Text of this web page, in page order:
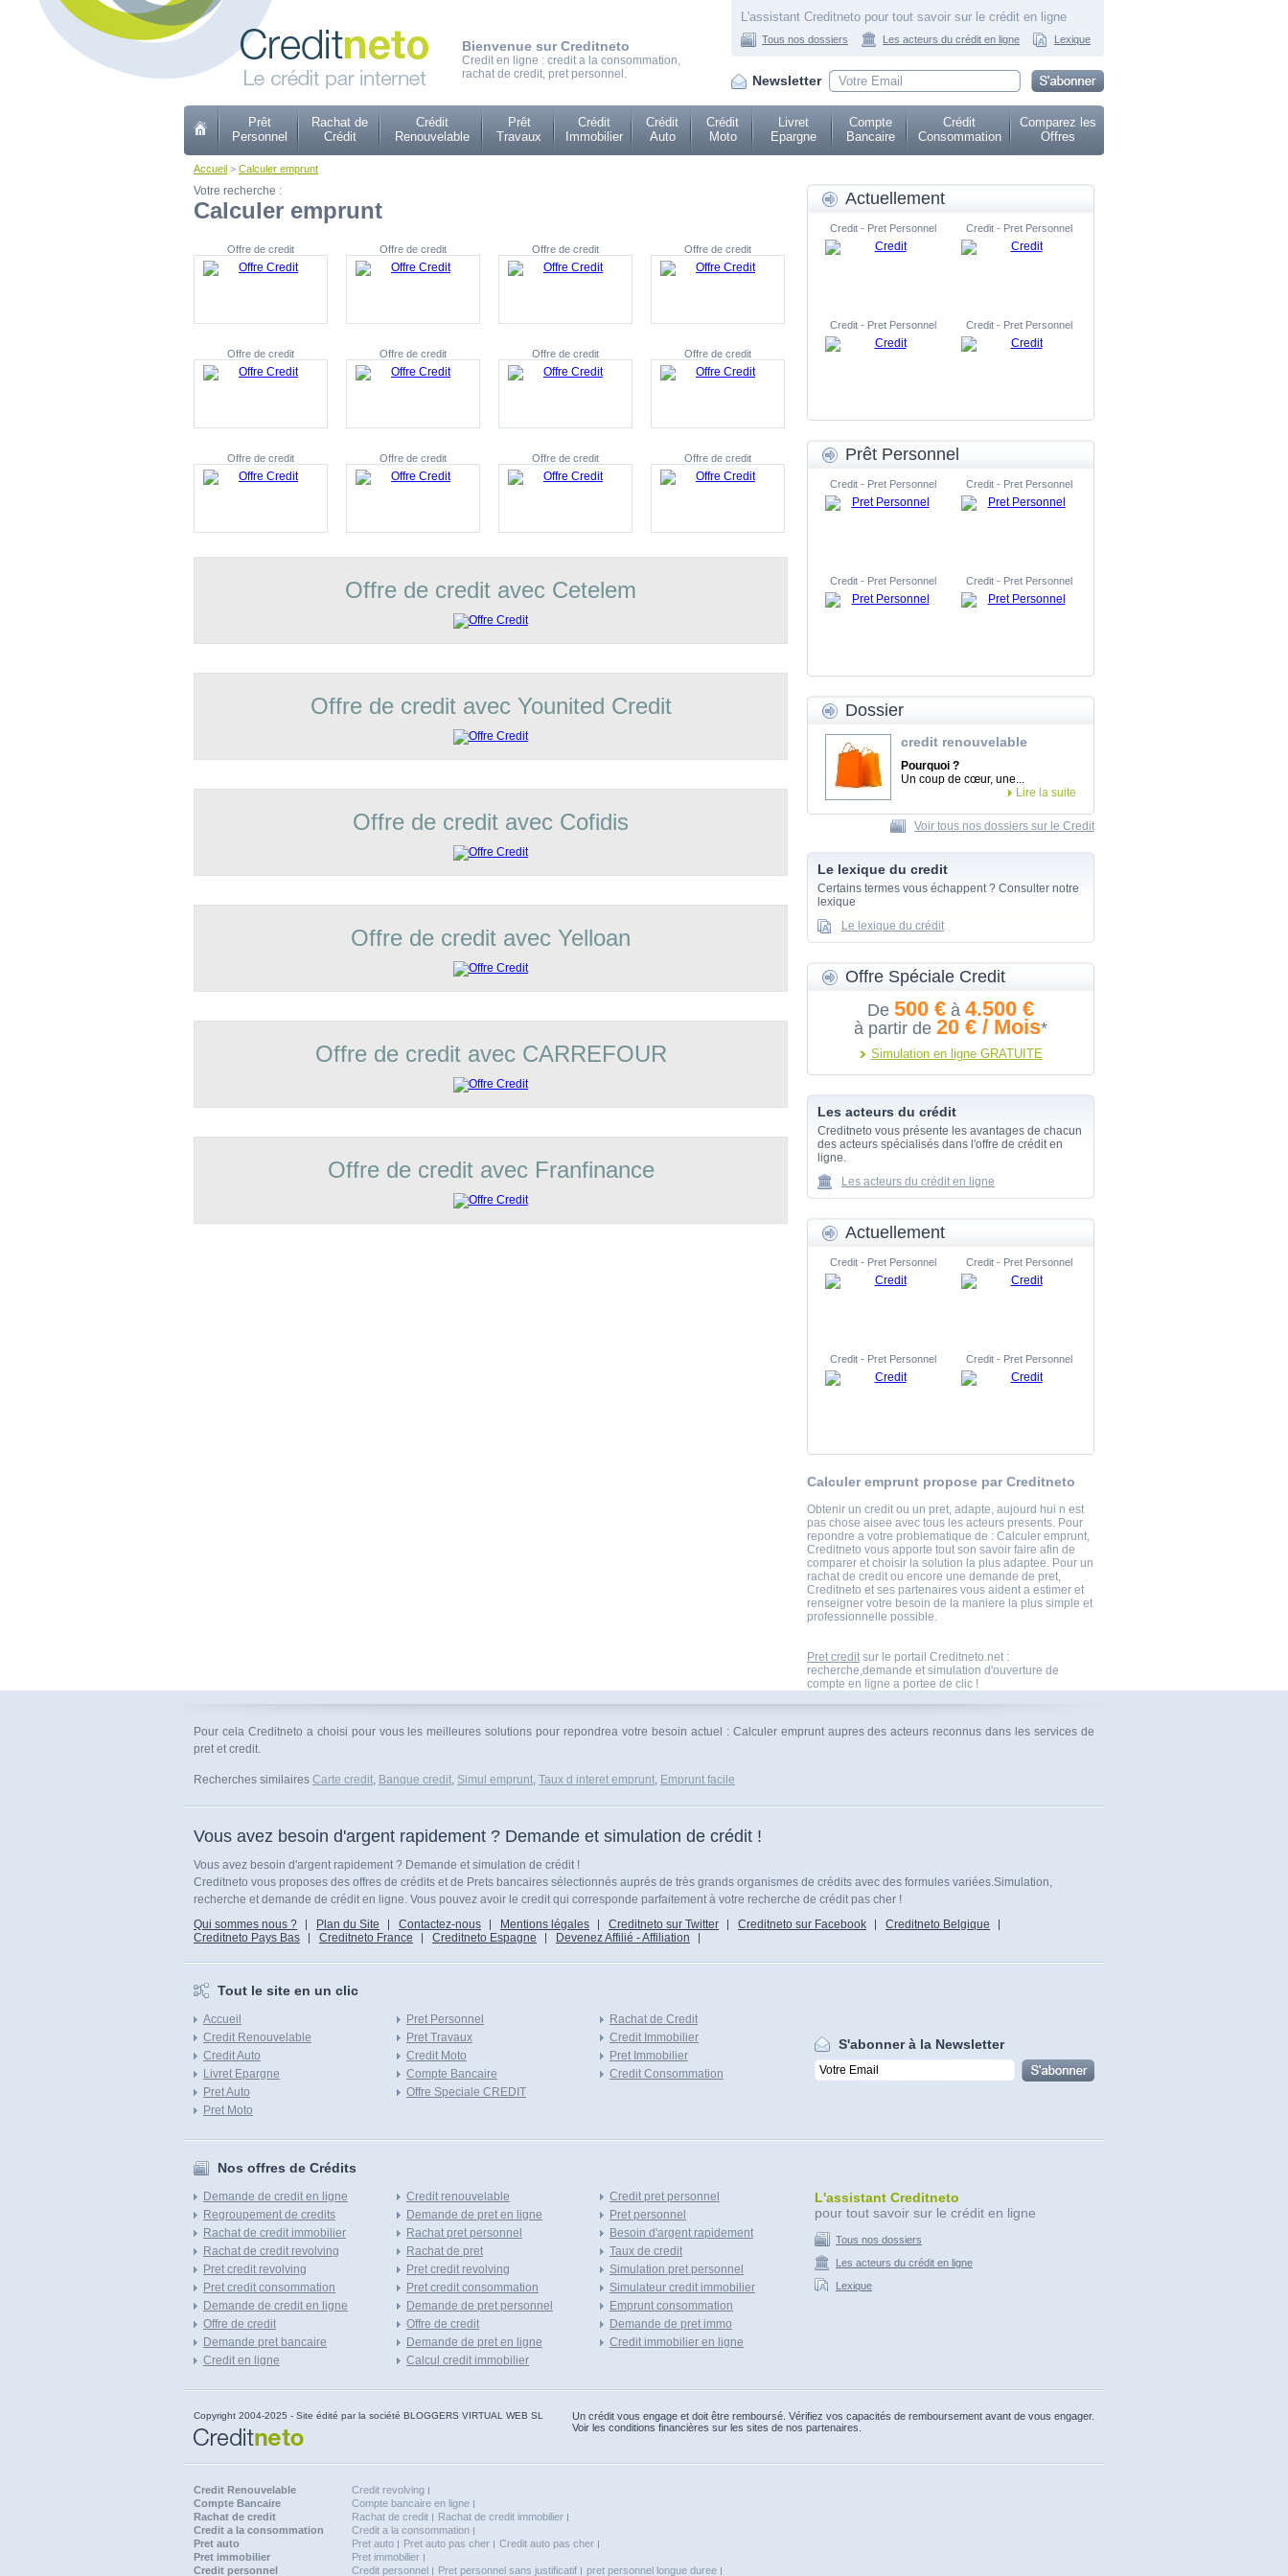
Bienvenue sur Creditneto
Credit en ligne : credit a la consommation,
rachat de credit, pret personnel.
L'assistant Creditneto pour tout savoir sur le crédit en ligne
Tous nos dossiers Les acteurs du crédit en ligne Lexique
Newsletter
Prêt
Personnel
Rachat de
Crédit
Crédit
Renouvelable
Prêt
Travaux
Crédit
Immobilier
Crédit
Auto
Crédit
Moto
Livret
Epargne
Compte
Bancaire
Crédit
Consommation
Comparez les
Offres
Accueil > Calculer emprunt
Votre recherche :
Calculer emprunt
Offre de credit Offre de credit Offre de credit Offre de credit
Offre de credit Offre de credit Offre de credit Offre de credit
Offre de credit Offre de credit Offre de credit Offre de credit
Offre de credit avec Cetelem
Offre de credit avec Younited Credit
Offre de credit avec Cofidis
Offre de credit avec Yelloan
Offre de credit avec CARREFOUR
Offre de credit avec Franfinance
Actuellement
Credit - Pret Personnel Credit - Pret Personnel
Credit - Pret Personnel Credit - Pret Personnel
Prêt Personnel
Credit - Pret Personnel Credit - Pret Personnel
Credit - Pret Personnel Credit - Pret Personnel
Dossier
credit renouvelable
Pourquoi ?
Un coup de cœur, une...
Lire la suite
Voir tous nos dossiers sur le Credit
Le lexique du credit
Certains termes vous échappent ? Consulter notre
lexique
Le lexique du crédit
Offre Spéciale Credit
De 500 € à 4.500 €
à partir de 20 € / Mois*
Simulation en ligne GRATUITE
Les acteurs du crédit
Creditneto vous présente les avantages de chacun
des acteurs spécialisés dans l'offre de crédit en
ligne.
Les acteurs du crédit en ligne
Actuellement
Credit - Pret Personnel Credit - Pret Personnel
Credit - Pret Personnel Credit - Pret Personnel
Calculer emprunt propose par Creditneto
Obtenir un credit ou un pret, adapte, aujourd hui n est
pas chose aisee avec tous les acteurs presents. Pour
repondre a votre problematique de : Calculer emprunt,
Creditneto vous apporte tout son savoir faire afin de
comparer et choisir la solution la plus adaptee. Pour un
rachat de credit ou encore une demande de pret,
Creditneto et ses partenaires vous aident a estimer et
renseigner votre besoin de la maniere la plus simple et
professionnelle possible.
Pret creditsur le portail Creditneto.net :
recherche,demande et simulation d'ouverture de
compte en ligne a portee de clic !
Pour cela Creditneto a choisi pour vous les meilleures solutions pour repondrea votre besoin actuel : Calculer emprunt aupres des acteurs reconnus dans les services de
pret et credit.
Recherches similaires Carte credit, Banque credit, Simul emprunt, Taux d interet emprunt, Emprunt facile
Vous avez besoin d'argent rapidement ? Demande et simulation de crédit !
Vous avez besoin d'argent rapidement ? Demande et simulation de crédit !
Creditneto vous proposes des offres de crédits et de Prets bancaires sélectionnés auprés de très grands organismes de crédits avec des formules variées.Simulation,
recherche et demande de crédit en ligne. Vous pouvez avoir le credit qui corresponde parfaitement à votre recherche de crédit pas cher !
Qui sommes nous ?
Plan du Site Contactez-nous Mentions légales Creditneto sur Twitter Creditneto sur Facebook
Creditneto Belgique
Creditneto Pays Bas
Creditneto France Creditneto Espagne Devenez Affilié - Affiliation
Tout le site en un clic
Accueil
Credit Renouvelable
Credit Auto
Livret Epargne
Pret Auto
Pret Moto
Pret Personnel
Pret Travaux
Credit Moto
Compte Bancaire
Offre Speciale CREDIT
Rachat de Credit
Credit Immobilier
Pret Immobilier
Credit Consommation
S'abonner à la Newsletter
Nos offres de Crédits
Demande de credit en ligne
Regroupement de credits
Rachat de credit immobilier
Rachat de credit revolving
Pret credit revolving
Pret credit consommation
Demande de credit en ligne
Offre de credit
Demande pret bancaire
Credit en ligne
Credit renouvelable
Demande de pret en ligne
Rachat pret personnel
Rachat de pret
Pret credit revolving
Pret credit consommation
Demande de pret personnel
Offre de credit
Demande de pret en ligne
Calcul credit immobilier
Credit pret personnel
Pret personnel
Besoin d'argent rapidement
Taux de credit
Simulation pret personnel
Simulateur credit immobilier
Emprunt consommation
Demande de pret immo
Credit immobilier en ligne
L'assistant Creditneto
pour tout savoir sur le crédit en ligne
Tous nos dossiers
Les acteurs du crédit en ligne
Lexique
Copyright 2004-2025 - Site édité par la société BLOGGERS VIRTUAL WEB SL
Un crédit vous engage et doit être remboursé. Vérifiez vos capacités de remboursement avant de vous engager.
Voir les conditions financières sur les sites de nos partenaires.
Credit Renouvelable
Credit revolving
Compte Bancaire
Compte bancaire en ligne
Rachat de credit
Rachat de credit
Rachat de credit immobilier
Credit a la consommation
Credit a la consommation
Pret auto
Pret auto Pret auto pas cher
Credit auto pas cher
Pret immobilier
Pret immobilier
Credit personnel
Credit personnel Pret personnel sans justificatif pret personnel longue duree